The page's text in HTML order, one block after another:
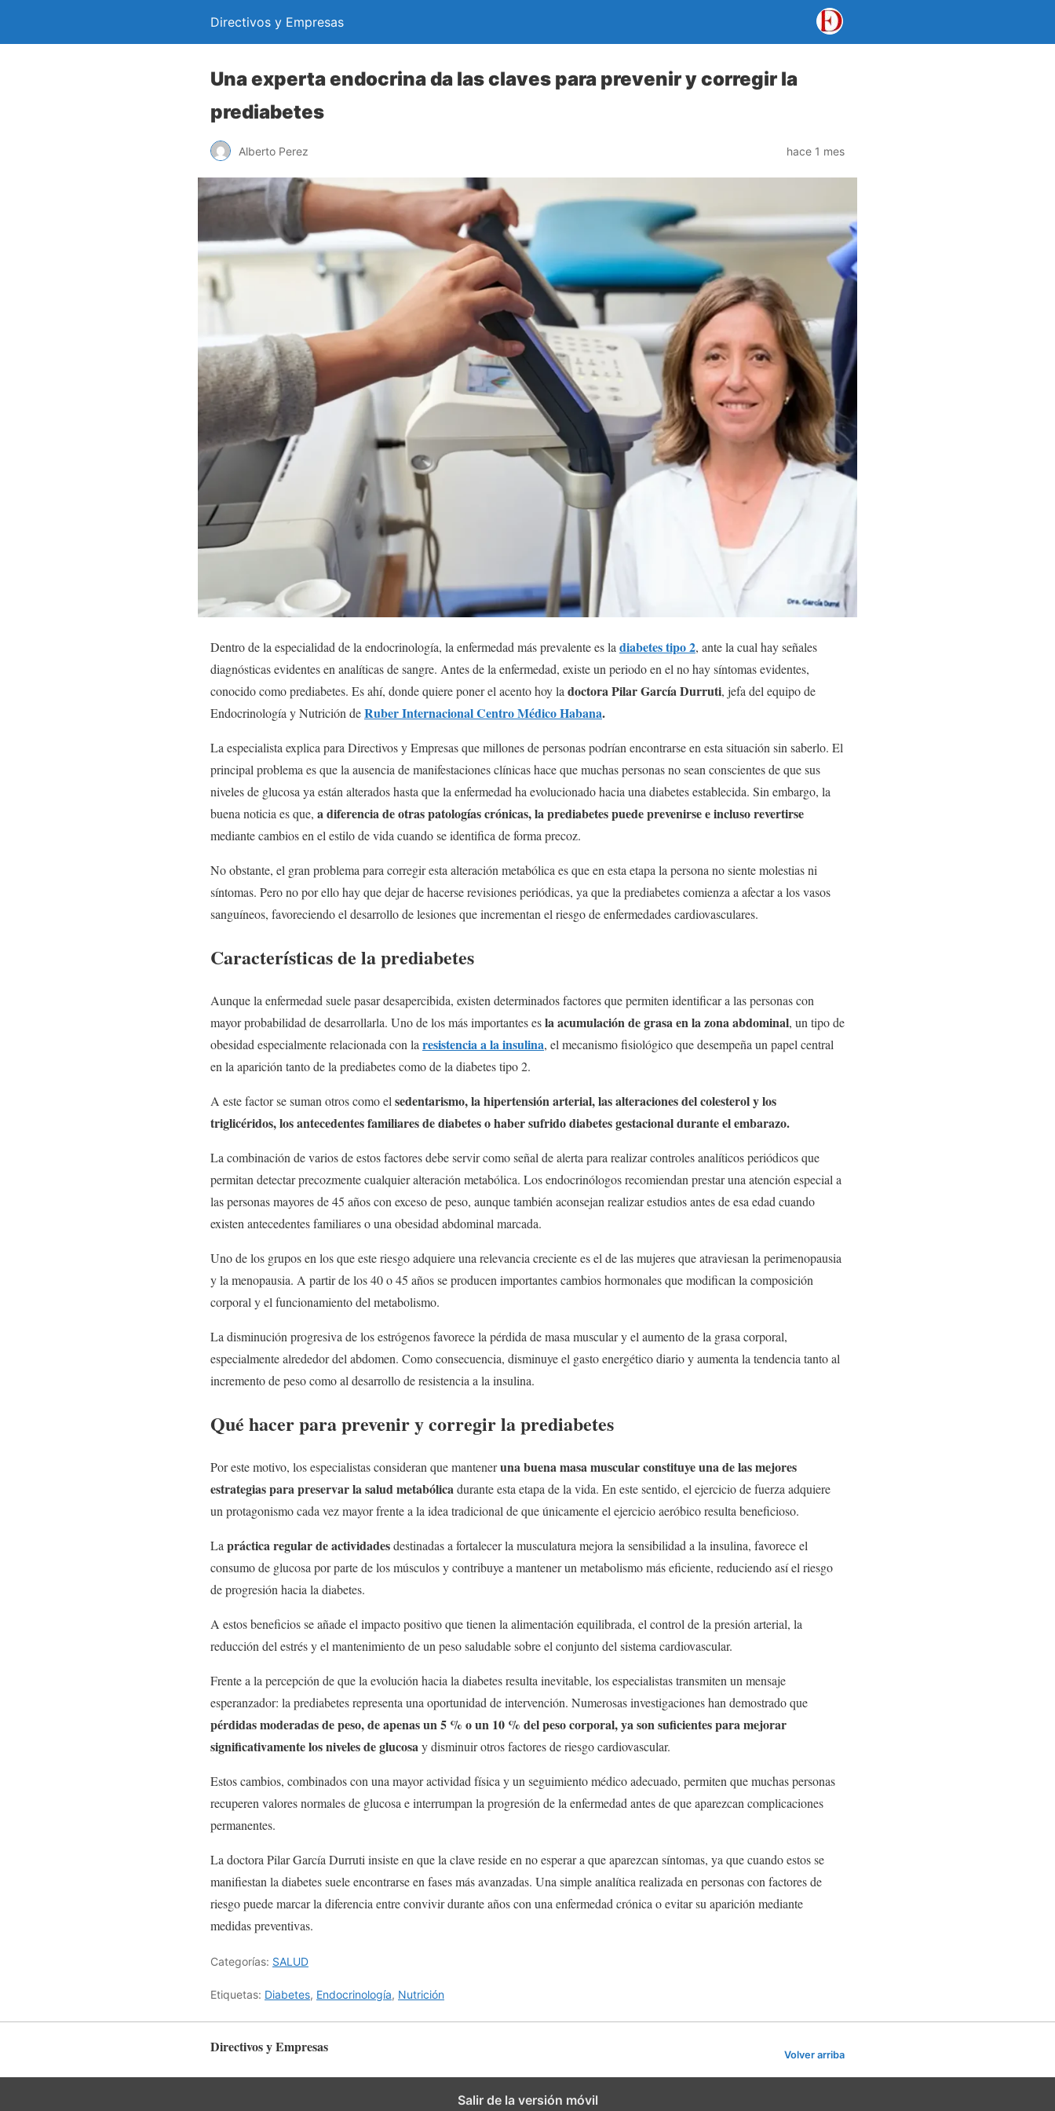
Directivos y Empresas
Una experta endocrina da las claves para prevenir y corregir la
prediabetes
Alberto Perez hace 1 mes
Dentro de la especialidad de la endocrinología, la enfermedad más prevalente es ladiabetes tipo 2, ante la cual hay señales
diagnósticas evidentes en analíticas de sangre. Antes de la enfermedad, existe un periodo en el no hay síntomas evidentes,
conocido como prediabetes. Es ahí, donde quiere poner el acento hoy ladoctora Pilar García Durruti, jefa del equipo de
Endocrinología y Nutrición deRuber Internacional Centro Médico Habana.
La especialista explica para Directivos y Empresas que millones de personas podrían encontrarse en esta situación sin saberlo. El
principal problema es que la ausencia de manifestaciones clínicas hace que muchas personas no sean conscientes de que sus
niveles de glucosa ya están alterados hasta que la enfermedad ha evolucionado hacia una diabetes establecida. Sin embargo, la
buena noticia es que, a diferencia de otras patologías crónicas, la prediabetes puede prevenirse e incluso revertirse
mediante cambios en el estilo de vida cuando se identifica de forma precoz.
No obstante, el gran problema para corregir esta alteración metabólica es que en esta etapa la persona no siente molestias ni
síntomas. Pero no por ello hay que dejar de hacerse revisiones periódicas, ya que la prediabetes comienza a afectar a los vasos
sanguíneos, favoreciendo el desarrollo de lesiones que incrementan el riesgo de enfermedades cardiovasculares.
Características de la prediabetes
Aunque la enfermedad suele pasar desapercibida, existen determinados factores que permiten identificar a las personas con
mayor probabilidad de desarrollarla. Uno de los más importantes esla acumulación de grasa en la zona abdominal, un tipo de
obesidad especialmente relacionada con la resistencia a la insulina, el mecanismo fisiológico que desempeña un papel central
en la aparición tanto de la prediabetes como de la diabetes tipo 2.
A este factor se suman otros como el sedentarismo, la hipertensión arterial, las alteraciones del colesterol y los
triglicéridos, los antecedentes familiares de diabetes o haber sufrido diabetes gestacional durante el embarazo.
La combinación de varios de estos factores debe servir como señal de alerta para realizar controles analíticos periódicos que
permitan detectar precozmente cualquier alteración metabólica. Los endocrinólogos recomiendan prestar una atención especial a
las personas mayores de 45 años con exceso de peso, aunque también aconsejan realizar estudios antes de esa edad cuando
existen antecedentes familiares o una obesidad abdominal marcada.
Uno de los grupos en los que este riesgo adquiere una relevancia creciente es el de las mujeres que atraviesan la perimenopausia
y la menopausia. A partir de los 40 o 45 años se producen importantes cambios hormonales que modifican la composición
corporal y el funcionamiento del metabolismo.
La disminución progresiva de los estrógenos favorece la pérdida de masa muscular y el aumento de la grasa corporal,
especialmente alrededor del abdomen. Como consecuencia, disminuye el gasto energético diario y aumenta la tendencia tanto al
incremento de peso como al desarrollo de resistencia a la insulina.
Qué hacer para prevenir y corregir la prediabetes
Por este motivo, los especialistas consideran que manteneruna buena masa muscular constituye una de las mejores
estrategias para preservar la salud metabólicadurante esta etapa de la vida. En este sentido, el ejercicio de fuerza adquiere
un protagonismo cada vez mayor frente a la idea tradicional de que únicamente el ejercicio aeróbico resulta beneficioso.
La práctica regular de actividadesdestinadas a fortalecer la musculatura mejora la sensibilidad a la insulina, favorece el
consumo de glucosa por parte de los músculos y contribuye a mantener un metabolismo más eficiente, reduciendo así el riesgo
de progresión hacia la diabetes.
A estos beneficios se añade el impacto positivo que tienen la alimentación equilibrada, el control de la presión arterial, la
reducción del estrés y el mantenimiento de un peso saludable sobre el conjunto del sistema cardiovascular.
Frente a la percepción de que la evolución hacia la diabetes resulta inevitable, los especialistas transmiten un mensaje
esperanzador: la prediabetes representa una oportunidad de intervención. Numerosas investigaciones han demostrado que
pérdidas moderadas de peso, de apenas un 5 % o un 10 % del peso corporal, ya son suficientes para mejorar
significativamente los niveles de glucosay disminuir otros factores de riesgo cardiovascular.
Estos cambios, combinados con una mayor actividad física y un seguimiento médico adecuado, permiten que muchas personas
recuperen valores normales de glucosa e interrumpan la progresión de la enfermedad antes de que aparezcan complicaciones
permanentes.
La doctora Pilar García Durruti insiste en que la clave reside en no esperar a que aparezcan síntomas, ya que cuando estos se
manifiestan la diabetes suele encontrarse en fases más avanzadas. Una simple analítica realizada en personas con factores de
riesgo puede marcar la diferencia entre convivir durante años con una enfermedad crónica o evitar su aparición mediante
medidas preventivas.
Categorías: SALUD
Etiquetas: Diabetes, Endocrinología, Nutrición
Directivos y Empresas Volver arriba
Salir de la versión móvil